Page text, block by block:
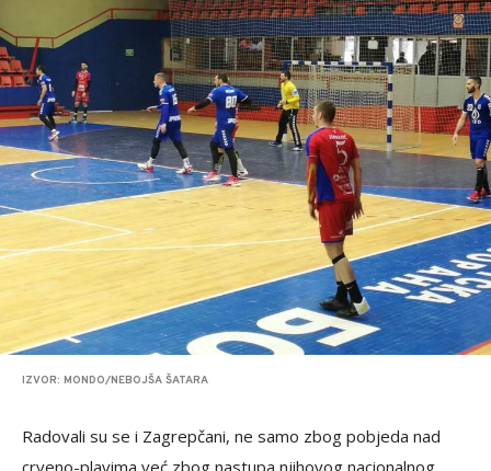
IZVOR: MONDO/NEBOJŠA ŠATARA
Radovali su se i Zagrepčani, ne samo zbog pobjeda nad
crveno-plavima već zbog nastupa njihovog nacionalnog